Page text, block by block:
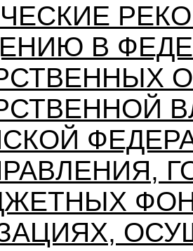
В